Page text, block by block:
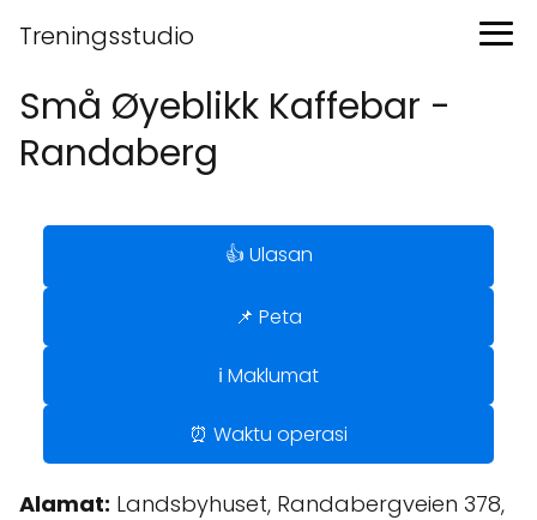
Treningsstudio
Små Øyeblikk Kaffebar -
Randaberg
👍 Ulasan
📌 Peta
ℹ️ Maklumat
⏰ Waktu operasi
Alamat: Landsbyhuset, Randabergveien 378,